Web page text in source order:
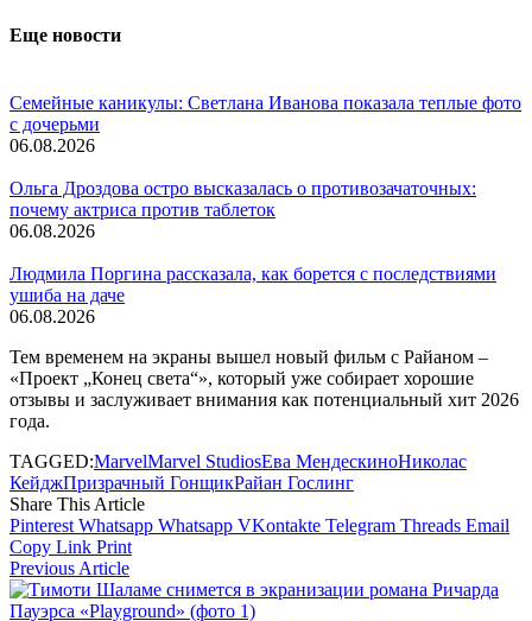
Еще новости
Семейные каникулы: Светлана Иванова показала теплые фото
с дочерьми
06.08.2026
Ольга Дроздова остро высказалась о противозачаточных:
почему актриса против таблеток
06.08.2026
Людмила Поргина рассказала, как борется с последствиями
ушиба на даче
06.08.2026
Тем временем на экраны вышел новый фильм с Райаном –
«Проект „Конец света“», который уже собирает хорошие
отзывы и заслуживает внимания как потенциальный хит 2026
года.
TAGGED:MarvelMarvel StudiosЕва МендескиноНиколас
КейджПризрачный ГонщикРайан Гослинг
Share This Article
Pinterest Whatsapp Whatsapp VKontakte Telegram Threads Email
Copy Link Print
Previous Article